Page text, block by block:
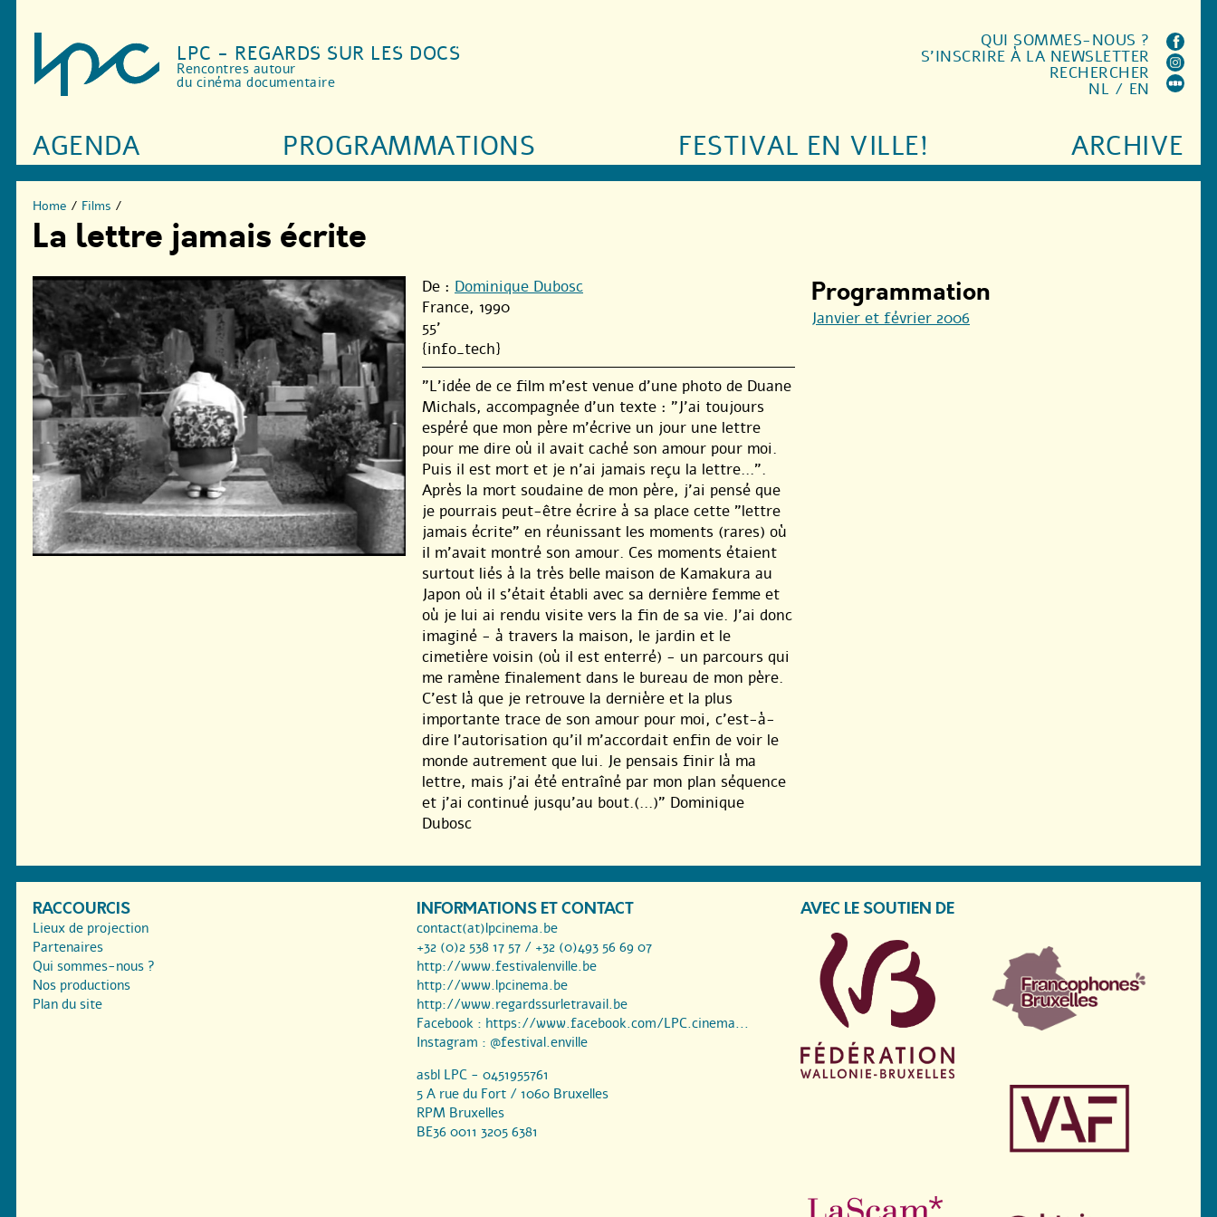
LPC - REGARDS SUR LES DOCS
Rencontres autour
du cinéma documentaire
AGENDA PROGRAMMATIONS FESTIVAL EN VILLE! ARCHIVE
QUI SOMMES-NOUS ?
S'INSCRIRE À LA NEWSLETTER
RECHERCHER
NL / EN
Home / Films /
La lettre jamais écrite
De : Dominique Dubosc
France, 1990
55'
{info_tech}
"L’idée de ce film m’est venue d’une photo de Duane
Michals, accompagnée d’un texte : "J’ai toujours
espéré que mon père m’écrive un jour une lettre
pour me dire où il avait caché son amour pour moi.
Puis il est mort et je n’ai jamais reçu la lettre...".
Après la mort soudaine de mon père, j’ai pensé que
je pourrais peut-être écrire à sa place cette "lettre
jamais écrite" en réunissant les moments (rares) où
il m’avait montré son amour. Ces moments étaient
surtout liés à la très belle maison de Kamakura au
Japon où il s’était établi avec sa dernière femme et
où je lui ai rendu visite vers la fin de sa vie. J’ai donc
imaginé - à travers la maison, le jardin et le
cimetière voisin (où il est enterré) - un parcours qui
me ramène finalement dans le bureau de mon père.
C’est là que je retrouve la dernière et la plus
importante trace de son amour pour moi, c’est-à-
dire l’autorisation qu’il m’accordait enfin de voir le
monde autrement que lui. Je pensais finir là ma
lettre, mais j’ai été entraîné par mon plan séquence
et j’ai continué jusqu’au bout.(...)” Dominique
Dubosc
Programmation
Janvier et février 2006
RACCOURCIS
Lieux de projection
Partenaires
Qui sommes-nous ?
Nos productions
Plan du site
INFORMATIONS ET CONTACT
contact(at)lpcinema.be
+32 (0)2 538 17 57 / +32 (0)493 56 69 07
http://www.festivalenville.be
http://www.lpcinema.be
http://www.regardssurletravail.be
Facebook : https://www.facebook.com/LPC.cinema...
Instagram : @festival.enville
asbl LPC - 0451955761
5 A rue du Fort / 1060 Bruxelles
RPM Bruxelles
BE36 0011 3205 6381
AVEC LE SOUTIEN DE